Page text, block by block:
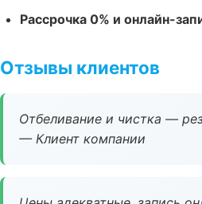
Рассрочка 0% и онлайн-
Отзывы клиентов
Отбеливание и чистка —
— Клиент компании